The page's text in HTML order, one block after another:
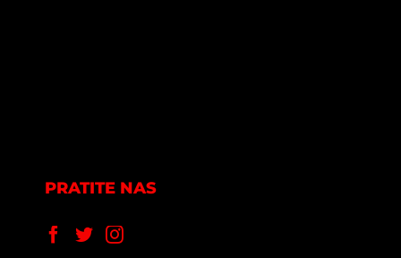
PRATITE NAS